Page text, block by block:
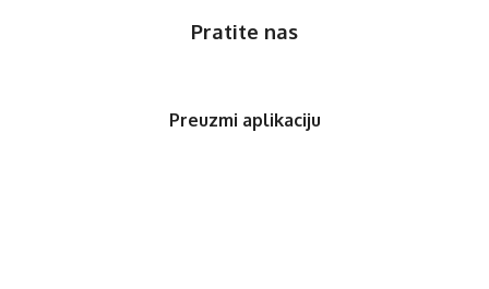
Pratite nas
Preuzmi aplikaciju